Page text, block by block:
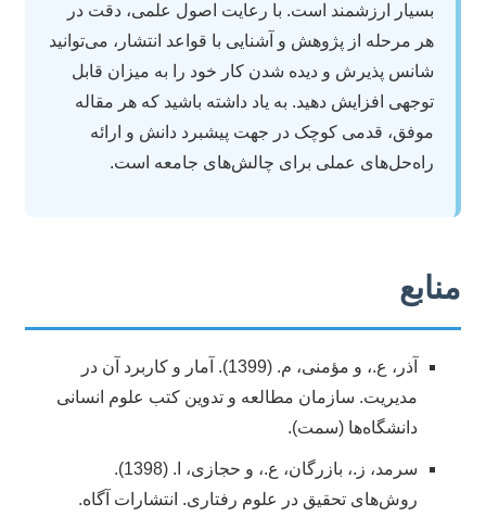
بسیار ارزشمند است. با رعایت اصول علمی، دقت در
هر مرحله از پژوهش و آشنایی با قواعد انتشار، می‌توانید
شانس پذیرش و دیده شدن کار خود را به میزان قابل
توجهی افزایش دهید. به یاد داشته باشید که هر مقاله
موفق، قدمی کوچک در جهت پیشبرد دانش و ارائه
راه‌حل‌های عملی برای چالش‌های جامعه است.
منابع
آذر، ع.، و مؤمنی، م. (1399). آمار و کاربرد آن در
مدیریت. سازمان مطالعه و تدوین کتب علوم انسانی
دانشگاه‌ها (سمت).
سرمد، ز.، بازرگان، ع.، و حجازی، ا. (1398).
روش‌های تحقیق در علوم رفتاری. انتشارات آگاه.